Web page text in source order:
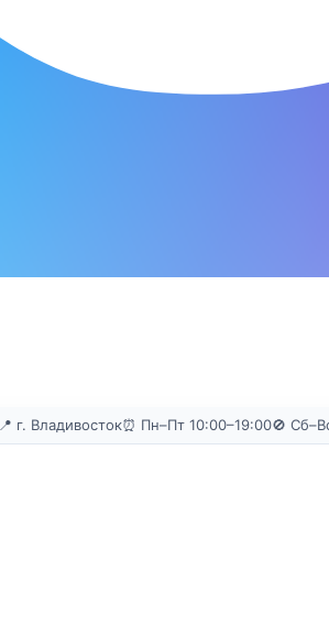
📍 г. Владивосток⏰ Пн–Пт 10:00–19:00🚫